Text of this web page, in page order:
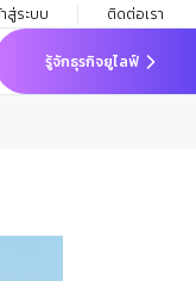
าสู่ระบบ ติดต่อเรา
รู้จักธุรกิจยูไลฟ์